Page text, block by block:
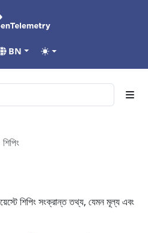
BN
শিপিং
শিপিং সংক্রান্ত তথ্য, যেমন মূল্য এবং